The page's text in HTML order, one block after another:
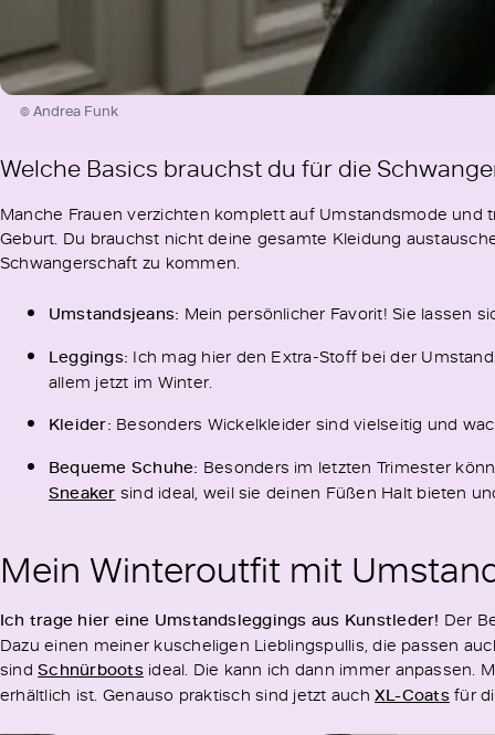
© Andrea Funk
Welche Basics brauchst du für die
Manche Frauen verzichten komplett auf Umstandsmode
Geburt. Du brauchst nicht deine gesamte Kleidung
Schwangerschaft zu kommen.
Umstandsjeans: Mein persönlicher Favorit! Sie lassen
Leggings: Ich mag hier den Extra-Stoff bei der
allem jetzt im Winter.
Kleider: Besonders Wickelkleider sind vielseitig und
Bequeme Schuhe: Besonders im letzten Trimester
Sneaker sind ideal, weil sie deinen Füßen Halt bieten
Mein Winteroutfit mit
Ich trage hier eine Umstandsleggings aus Kunstleder! Der
Dazu einen meiner kuscheligen Lieblingspullis, die passen
sindSchnürbootsideal. Die kann ich dann immer anpassen.
erhältlich ist. Genauso praktisch sind jetzt auch XL-Coatsfür